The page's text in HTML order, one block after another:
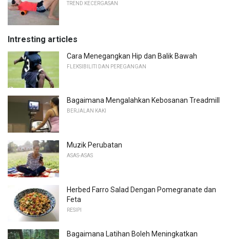
TREND KECERGASAN
Intresting articles
Cara Menegangkan Hip dan Balik Bawah
FLEKSIBILITI DAN PEREGANGAN
Bagaimana Mengalahkan Kebosanan Treadmill
BERJALAN KAKI
Muzik Perubatan
ASAS-ASAS
Herbed Farro Salad Dengan Pomegranate dan
Feta
RESIPI
Bagaimana Latihan Boleh Meningkatkan